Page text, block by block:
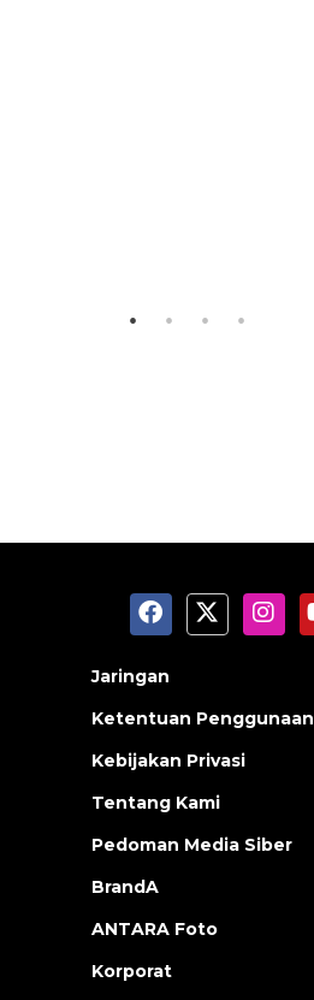
Jaringan
Ketentuan Penggunaan
Kebijakan Privasi
Tentang Kami
Pedoman Media Siber
BrandA
ANTARA Foto
Korporat